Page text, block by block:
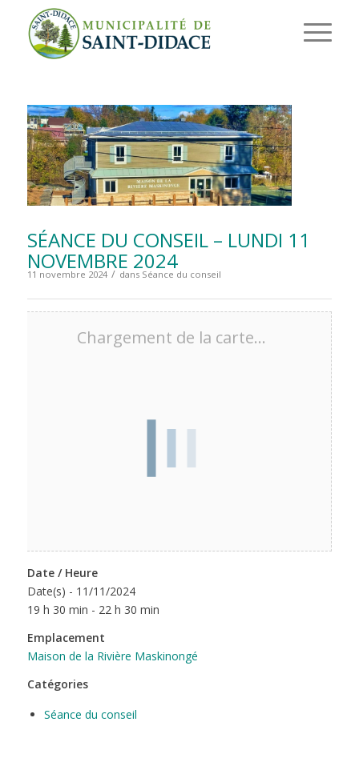
SÉANCE DU CONSEIL – LUNDI 11
NOVEMBRE 2024
11 novembre 2024 / dans Séance du conseil
Chargement de la carte…
Date / Heure
Date(s) - 11/11/2024
19 h 30 min - 22 h 30 min
Emplacement
Maison de la Rivière Maskinongé
Catégories
Séance du conseil